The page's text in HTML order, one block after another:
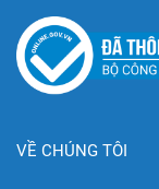
VỀ CHÚNG TÔI